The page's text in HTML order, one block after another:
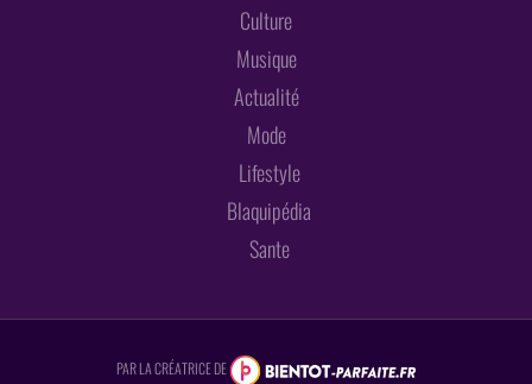
Culture
Musique
Actualité
Mode
Lifestyle
Blaquipédia
Sante
PAR LA CRÉATRICE DE